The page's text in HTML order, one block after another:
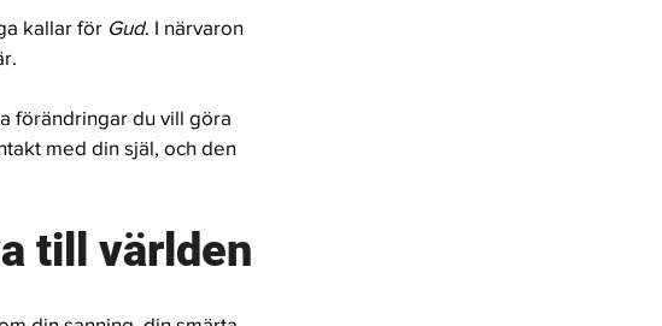
kallar för Gud. I närvaron
förändringar du vill göra
med din själ, och den
till världen